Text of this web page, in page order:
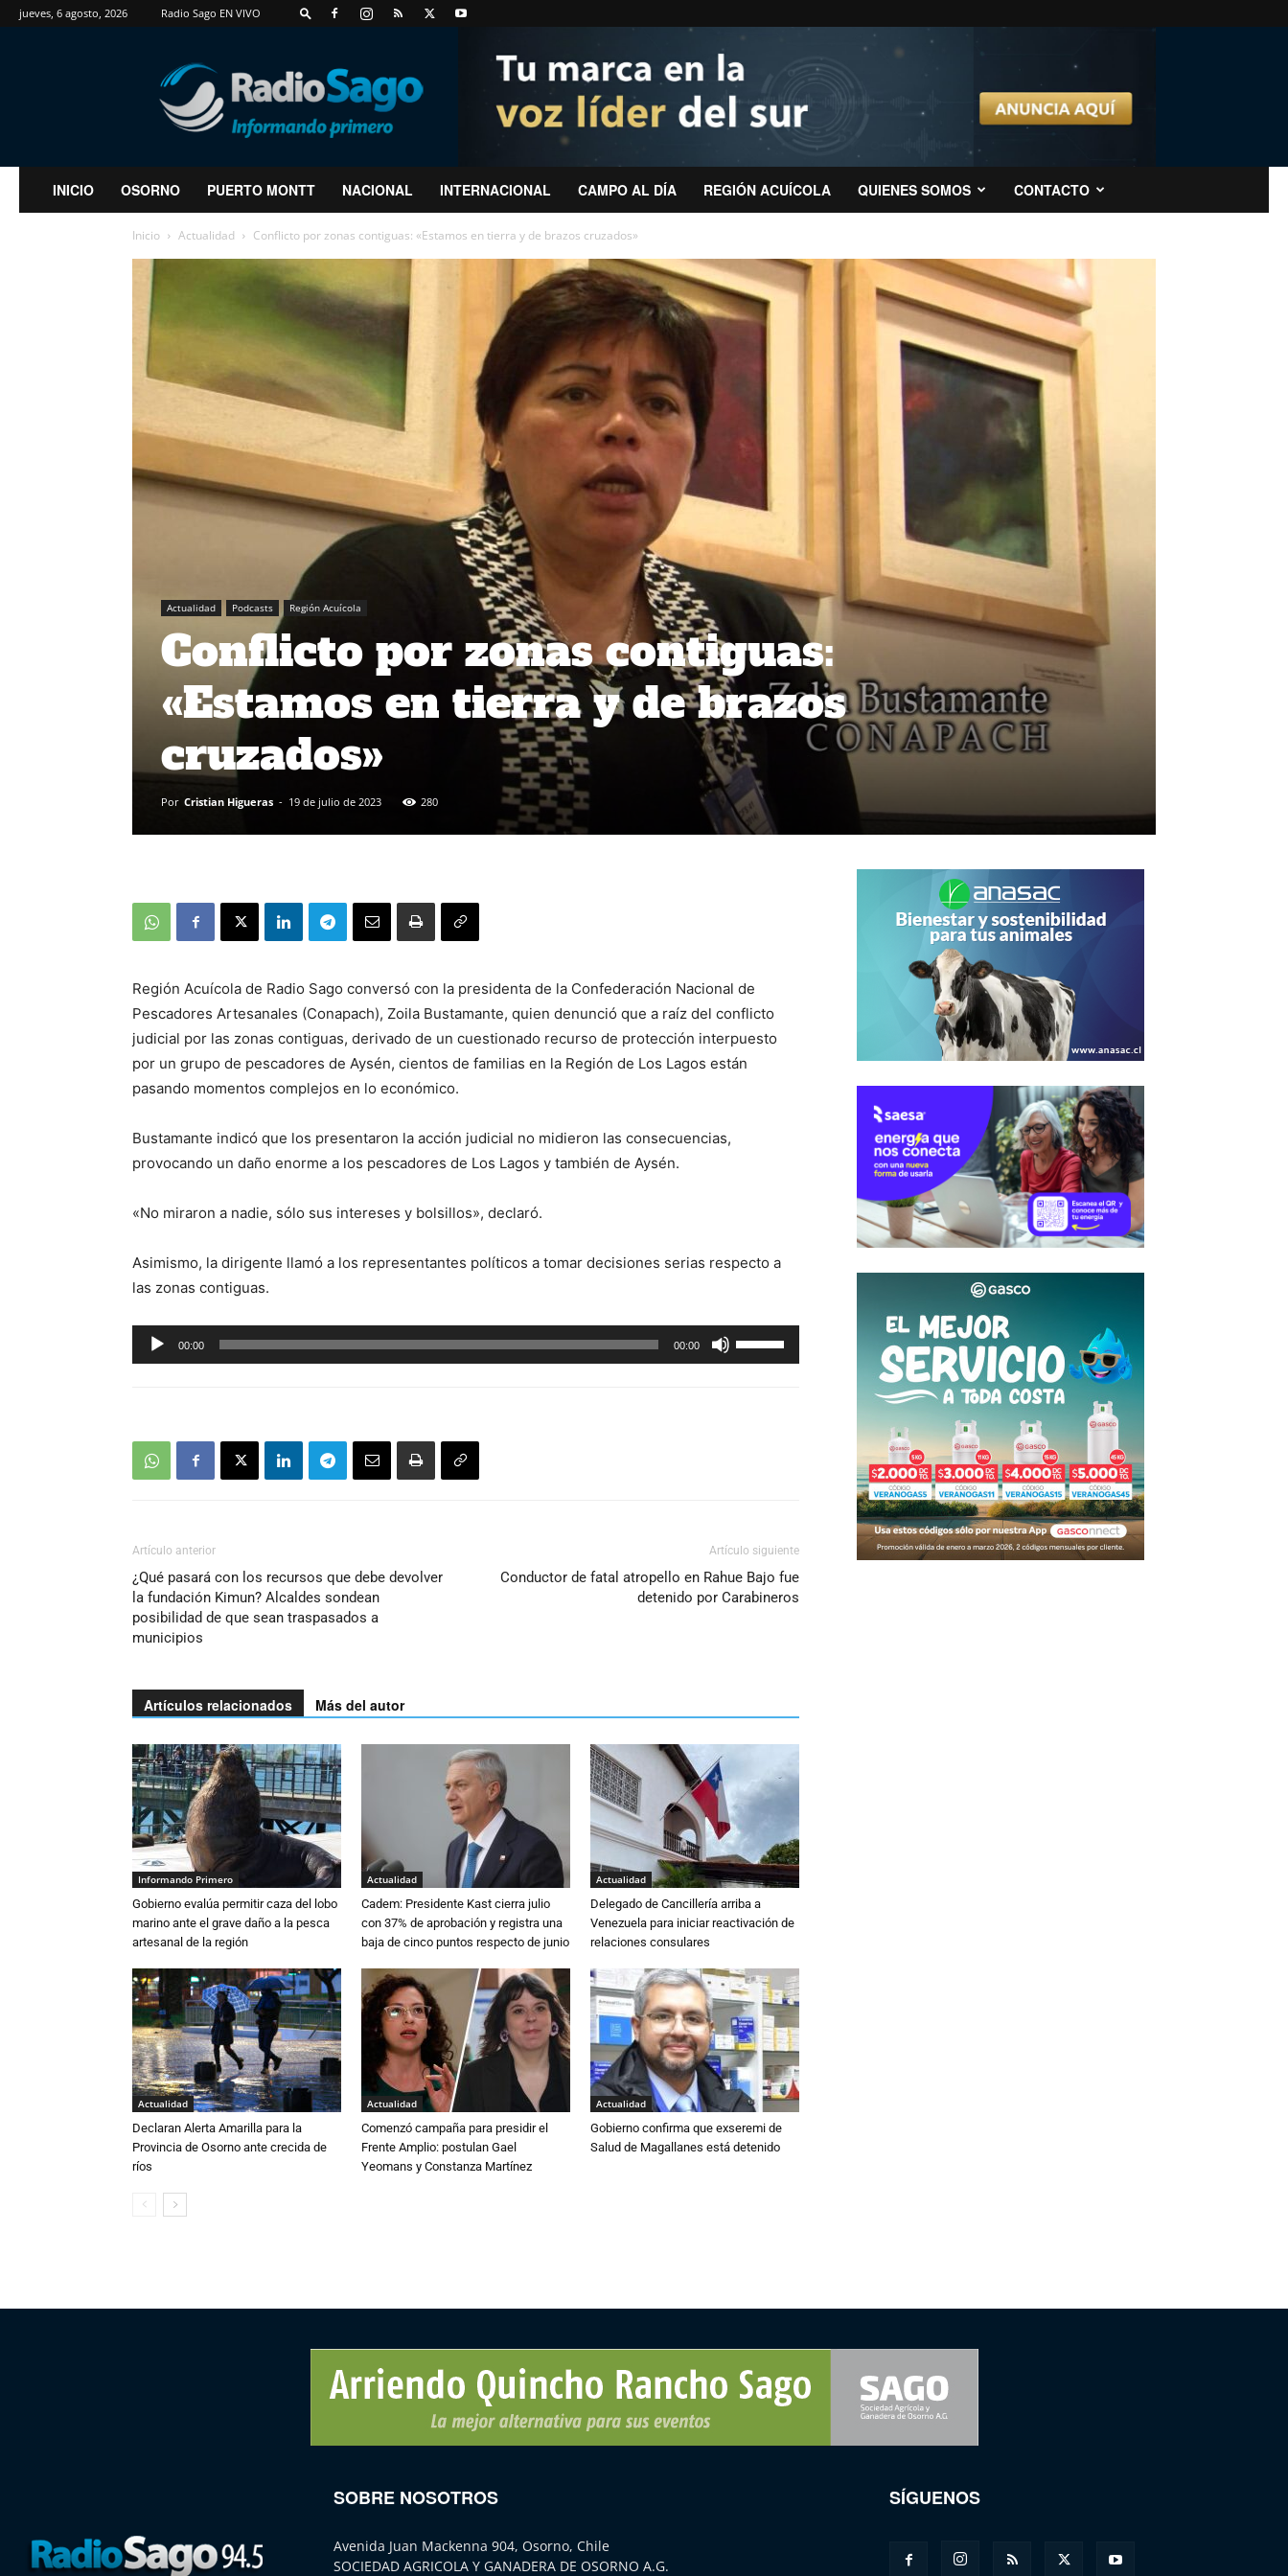
jueves, 6 agosto, 2026 Radio Sago EN VIVO
RadioSago
INICIO OSORNO PUERTO MONTT NACIONAL INTERNACIONAL CAMPO AL DÍA REGIÓN ACUÍCOLA QUIENES SOMOS CONTACTO
Inicio Actualidad Conflicto por zonas contiguas: «Estamos en tierra y de brazos cruzados»
Actualidad Podcasts Región Acuícola
Conflicto por zonas contiguas:
«Estamos en tierra y de brazos
cruzados»
Por Cristian Higueras - 19 de julio de 2023 280
Región Acuícola de Radio Sago conversó con la presidenta de la Confederación Nacional de
Pescadores Artesanales (Conapach), Zoila Bustamante, quien denunció que a raíz del conflicto
judicial por las zonas contiguas, derivado de un cuestionado recurso de protección interpuesto
por un grupo de pescadores de Aysén, cientos de familias en la Región de Los Lagos están
pasando momentos complejos en lo económico.
Bustamante indicó que los presentaron la acción judicial no midieron las consecuencias,
provocando un daño enorme a los pescadores de Los Lagos y también de Aysén.
«No miraron a nadie, sólo sus intereses y bolsillos», declaró.
Asimismo, la dirigente llamó a los representantes políticos a tomar decisiones serias respecto a
las zonas contiguas.
Reproductor
de
00:00 00:00
las
disminuir
el
Artículo anterior
¿Qué pasará con los recursos que debe devolver
la fundación Kimun? Alcaldes sondean
posibilidad de que sean traspasados a
municipios
Artículo siguiente
Conductor de fatal atropello en Rahue Bajo fue
detenido por Carabineros
Artículos relacionados Más del autor
Informando Primero
Gobierno evalúa permitir caza del lobo
marino ante el grave daño a la pesca
artesanal de la región
Actualidad
Cadem: Presidente Kast cierra julio
con 37% de aprobación y registra una
baja de cinco puntos respecto de junio
Actualidad
Delegado de Cancillería arriba a
Venezuela para iniciar reactivación de
relaciones consulares
Actualidad
Declaran Alerta Amarilla para la
Provincia de Osorno ante crecida de
ríos
Actualidad
Comenzó campaña para presidir el
Frente Amplio: postulan Gael
Yeomans y Constanza Martínez
Actualidad
Gobierno confirma que exseremi de
Salud de Magallanes está detenido
SOBRE NOSOTROS
Avenida Juan Mackenna 904, Osorno, Chile
SOCIEDAD AGRICOLA Y GANADERA DE OSORNO A.G.
SÍGUENOS